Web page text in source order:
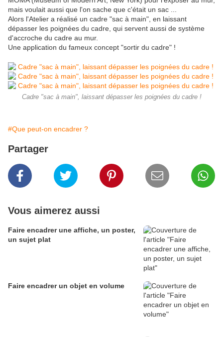
mais voulait aussi que l'on sache que c'était un sac ...
Alors l'Atelier a réalisé un cadre "sac à main", en laissant
dépasser les poignées du cadre, qui servent aussi de système
d'accroche du cadre au mur.
Une application du fameux concept "sortir du cadre" !
Cadre "sac à main", laissant dépasser les poignées du cadre !
#Que peut-on encadrer ?
Partager
Vous aimerez aussi
Faire encadrer une affiche, un poster,
un sujet plat
Faire encadrer un objet en volume